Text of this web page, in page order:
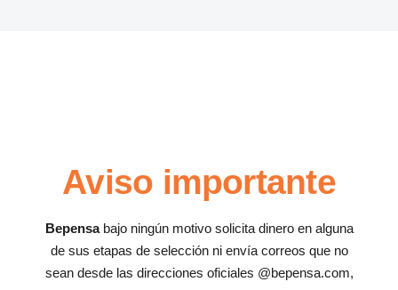
Aviso importante
Bepensabajo ningún motivo solicita dinero en alguna
de sus etapas de selección ni envía correos que no
sean desde las direcciones oficiales @bepensa.com,